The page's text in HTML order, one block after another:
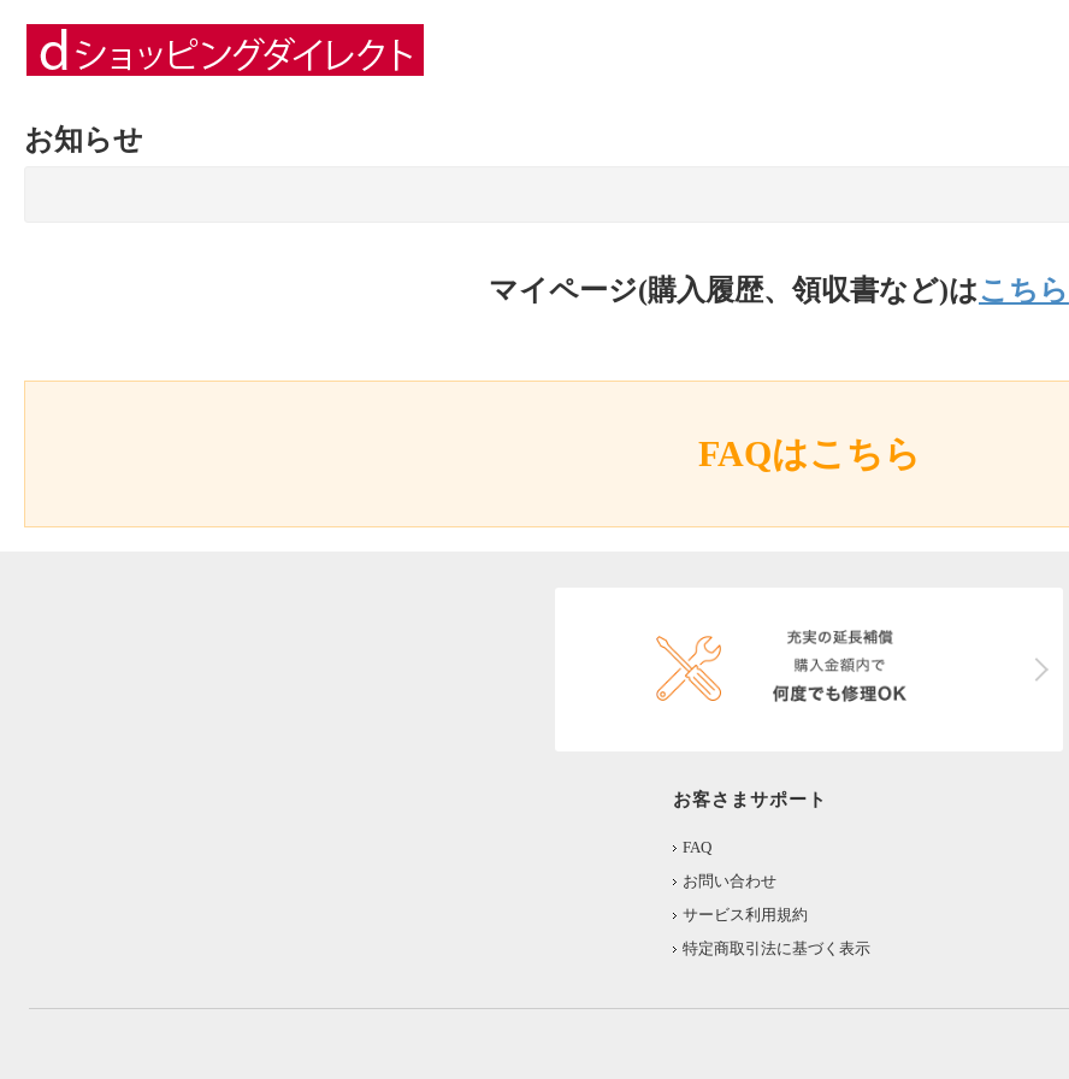
お知らせ
マイページ(購入履歴、領収書など)はこちら
FAQはこちら
お客さまサポート
FAQ
お問い合わせ
サービス利用規約
特定商取引法に基づく表示